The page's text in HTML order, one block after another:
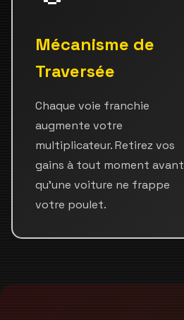
Mécanisme de
Traversée
Chaque voie franchie
augmente votre
multiplicateur. Retirez vos
gains à tout moment avant
qu'une voiture ne frappe
votre poulet.